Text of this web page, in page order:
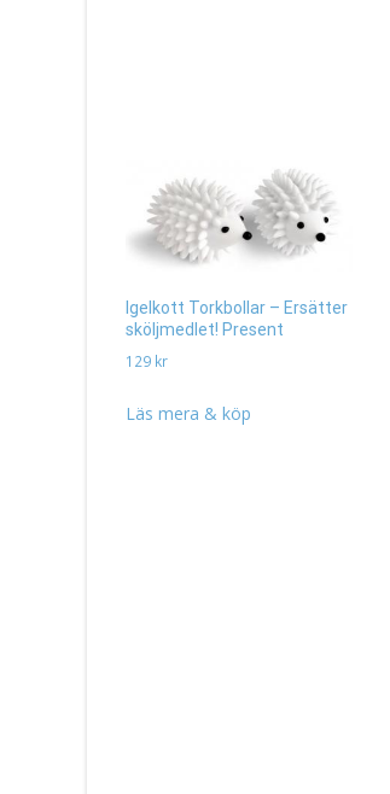
Igelkott Torkbollar – Ersätter
sköljmedlet! Present
129 kr
Läs mera & köp